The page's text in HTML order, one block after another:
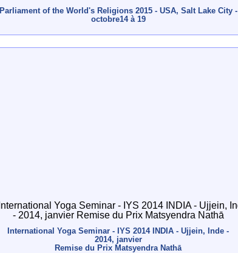
Parliament of the World's Religions 2015 - USA, Salt Lake City -
octobre14 à 19
International Yoga Seminar - IYS 2014 INDIA - Ujjein, Inde -
2014, janvier
Remise du Prix Matsyendra Nathā